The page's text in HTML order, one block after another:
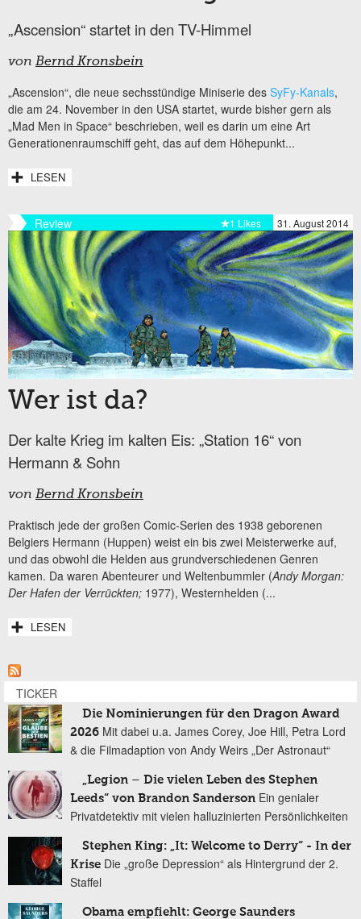
„Ascension“ startet in den TV-Himmel
von Bernd Kronsbein
„Ascension“, die neue sechsstündige Miniserie des SyFy-Kanals,
die am 24. November in den USA startet, wurde bisher gern als
„Mad Men in Space“ beschrieben, weil es darin um eine Art
Generationenraumschiff geht, das auf dem Höhepunkt...
LESEN
Review 31. August 2014
1 Likes
Wer ist da?
Der kalte Krieg im kalten Eis: „Station 16“ von
Hermann & Sohn
von Bernd Kronsbein
Praktisch jede der großen Comic-Serien des 1938 geborenen
Belgiers Hermann (Huppen) weist ein bis zwei Meisterwerke auf,
und das obwohl die Helden aus grundverschiedenen Genren
kamen. Da waren Abenteurer und Weltenbummler (Andy Morgan:
Der Hafen der Verrückten; 1977), Westernhelden (...
LESEN
TICKER
Die Nominierungen für den Dragon Award
2026 Mit dabei u.a. James Corey, Joe Hill, Petra Lord
& die Filmadaption von Andy Weirs „Der Astronaut“
„Legion – Die vielen Leben des Stephen
Leeds“ von Brandon Sanderson Ein genialer
Privatdetektiv mit vielen halluzinierten Persönlichkeiten
Stephen King: „It: Welcome to Derry“ - In der
Krise Die „große Depression“ als Hintergrund der 2.
Staffel
Obama empfiehlt: George Saunders